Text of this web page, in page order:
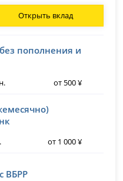
Открыть вклад
пополнения и
от 500 ¥
от 1 000 ¥
ВБРР